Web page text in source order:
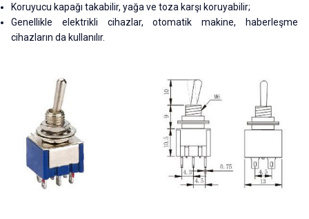
Koruyucu kapağı takabilir, yağa ve toza karşı koruyabilir;
Genellikle elektrikli cihazlar, otomatik makine, haberleşme
cihazların da kullanılır.